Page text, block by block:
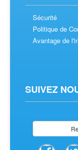
Sécurité
Politique de
Avantage de
SUIVEZ